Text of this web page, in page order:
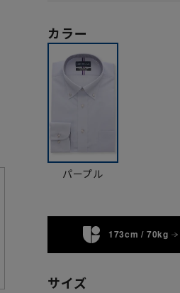
カラー
パープル
173cm / 70kg
サイズ